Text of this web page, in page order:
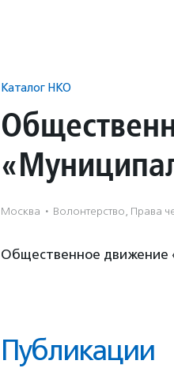
Каталог НКО
Москва · Волонтерство, Права
Общественное
Публикации